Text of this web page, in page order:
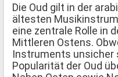
Die Oud gilt in der
ältesten
eine zentrale Rolle in
Mittleren Ostens.
Instruments unsicher
Popularität der Oud